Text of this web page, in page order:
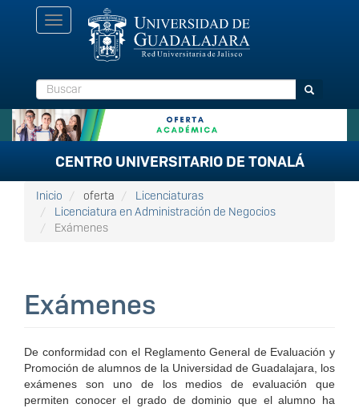
Toggle
navigation
Buscar Buscar
CENTRO UNIVERSITARIO DE TONALÁ
Inicio oferta
Licenciaturas
Licenciatura en Administración de Negocios
Exámenes
Exámenes
De conformidad con el Reglamento General de Evaluación y
Promoción de alumnos de la Universidad de Guadalajara, los
exámenes son uno de los medios de evaluación que
permiten conocer el grado de dominio que el alumno ha